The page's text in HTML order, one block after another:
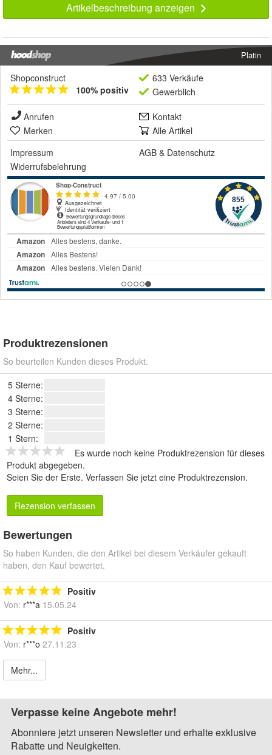
Artikelbeschreibung anzeigen
Platin
Shopconstruct
100% positiv
633 Verkäufe
Gewerblich
Anrufen
Kontakt
Merken
Alle Artikel
Impressum
AGB & Datenschutz
Widerrufsbelehrung
Produktrezensionen
So beurteilen Kunden dieses Produkt.
5 Sterne:
4 Sterne:
3 Sterne:
2 Sterne:
1 Stern:
Es wurde noch keine Produktrezension für dieses
Produkt abgegeben.
Seien Sie der Erste. Verfassen Sie jetzt eine Produktrezension.
Rezension verfassen
Bewertungen
So haben Kunden, die den Artikel bei diesem Verkäufer gekauft
haben, den Kauf bewertet.
Positiv
Von: r***a 15.05.24
Positiv
Von: r***o 27.11.23
Mehr...
Verpasse keine Angebote mehr!
Abonniere jetzt unseren Newsletter und erhalte exklusive
Rabatte und Neuigkeiten.